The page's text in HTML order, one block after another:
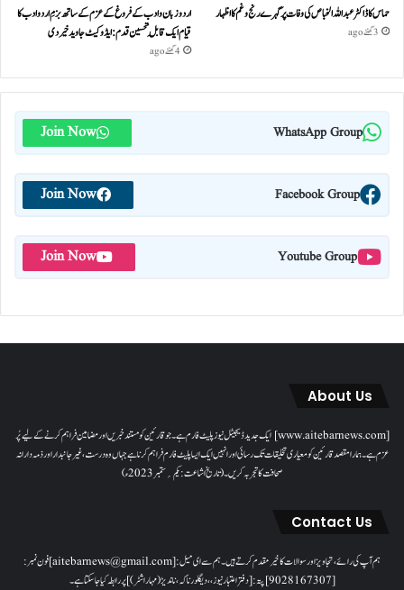
حماس کا ڈاکٹر عبداللہ الخباص کی وفات پر گہرے رنج وغم کااظہار
3 گھنٹے ago
اردو زبان و ادب کے فروغ کے عزم کے ساتھ بزمِ اردو ادب کا
قیام ایک قابلِ تحسین قدم : ایڈوکیٹ جاوید خیردی
4 گھنٹے ago
WhatsApp Group
Join Now
Facebook Group
Join Now
Youtube Group
Join Now
About Us
[www.aitebarnews.com] ایک جدید ڈیجیٹل نیوز پلیٹ فارم ہے۔ جو قارئین کو مستند خبریں اور مضامین فراہم کرنے کے لیے پُر
عزم ہے۔ ہمارا مقصدقارئین کو معیاری تخلیقات تک رسائی اور انہیں ایک ایسا پلیٹ فارم فراہم کرنا ہے جہاں وہ درست، غیر جانبدار اور ذمہ دارانہ
صحافت کا تجربہ کریں۔( تاریخ اشاعت : یکم؍ ستمبر 2023ء)
Contact Us
ہم آپ کی رائے، تجاویز اور سوالات کا خیرمقدم کرتے ہیں۔ ہم سےای میل: [aitebarnews@gmail.com]فون نمبر:
[9028167307]پتہ: [دفتر اعتبار نیوز، ، دیگلور ناکہ، ناندیڑ(مہاراشٹر) ] پر رابطہ کیا جاسکتا ہے۔